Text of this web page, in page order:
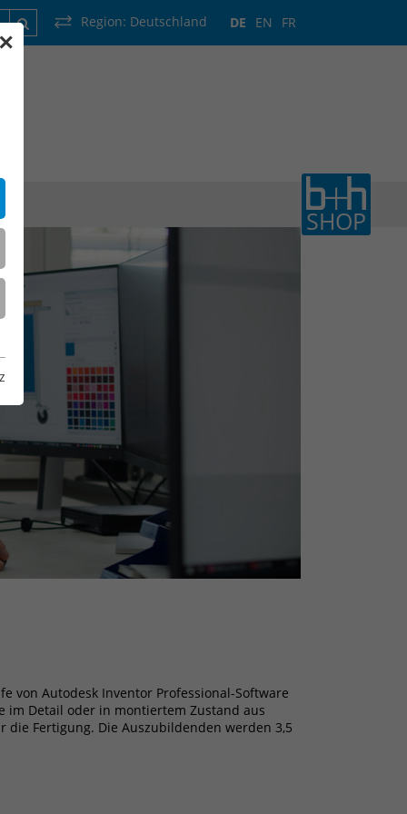
DE EN FR
Region: Deutschland
SHOP
von Autodesk Inventor Professional-Software
im Detail oder in montiertem Zustand aus
Fertigung. Die Auszubildenden werden 3,5